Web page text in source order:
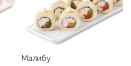
Малибу